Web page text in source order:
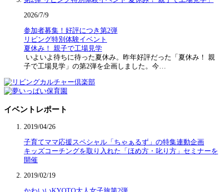
2026/7/9
参加者募集！好評につき第2弾
リビング特別体験イベント
夏休み！ 親子で工場見学
いよいよ待ちに待った夏休み。昨年好評だった「夏休み！ 親
子で工場見学」の第2弾を企画しました。今…
イベントレポート
2019/04/26
子育てママ応援スペシャル「ちゃぁるず」の特集連動企画
キッズコーチングを取り入れた「ほめ方・叱り方」セミナーを
開催
2019/02/19